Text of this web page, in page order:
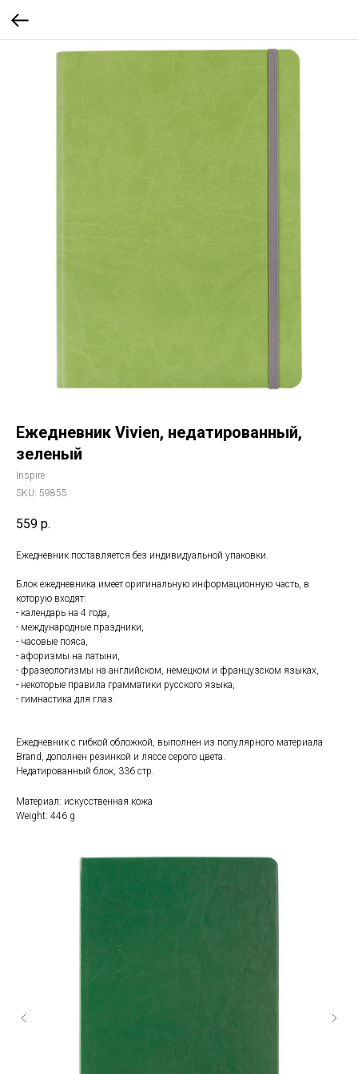
Ежедневник Vivien, недатированный,
зеленый
Inspire
SKU: 59855
559 р.
Ежедневник поставляется без индивидуальной упаковки.
Блок ежедневника имеет оригинальную информационную часть, в
которую входят:
- календарь на 4 года,
- международные праздники,
- часовые пояса,
- афоризмы на латыни,
- фразеологизмы на английском, немецком и французском языках,
- некоторые правила грамматики русского языка,
- гимнастика для глаз.
Ежедневник с гибкой обложкой, выполнен из популярного материала
Brand, дополнен резинкой и ляссе серого цвета.
Недатированный блок, 336 стр.
Материал: искусственная кожа
Weight: 446 g